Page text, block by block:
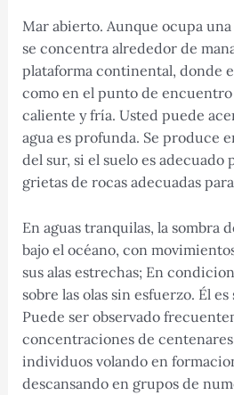
Mar abierto. Aunque ocupa
se concentra alrededor de
plataforma continental, donde
como en el punto de encuentro
caliente y fría. Usted puede
agua es profunda. Se produce
del sur, si el suelo es adecuado
grietas de rocas adecuadas
En aguas tranquilas, la sombra
bajo el océano, con
sus alas estrechas; En
sobre las olas sin esfuerzo. Él
Puede ser observado
concentraciones de
individuos volando en
descansando en grupos de